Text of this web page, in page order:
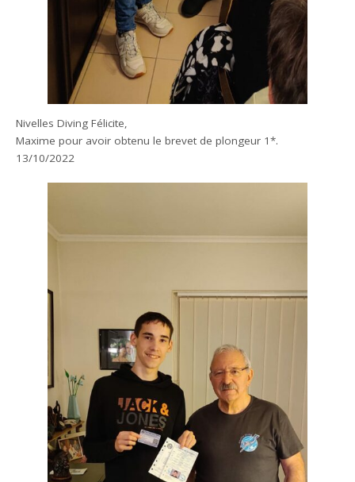
Nivelles Diving Félicite,
Maxime pour avoir obtenu le brevet de plongeur 1*.
13/10/2022